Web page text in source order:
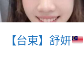
【台東】舒妍